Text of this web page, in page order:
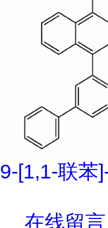
9-[1,1-联苯
在线留言